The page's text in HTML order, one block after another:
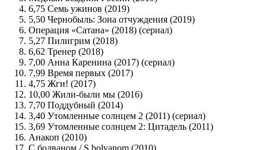
6,75 Семь ужинов (2019)
5,50 Чернобыль: Зона отчуждения (2019)
Операция «Сатана» (2018) (сериал)
5,27 Пилигрим (2018)
6,62 Тренер (2018)
7,00 Анна Каренина (2017) (сериал)
7,99 Время первых (2017)
4,75 Жги! (2017)
10,00 Жили-были мы (2016)
7,70 Поддубный (2014)
3,40 Утомленные солнцем 2 (2011) (сериал)
3,69 Утомленные солнцем 2: Цитадель (2011)
Анакоп (2010)